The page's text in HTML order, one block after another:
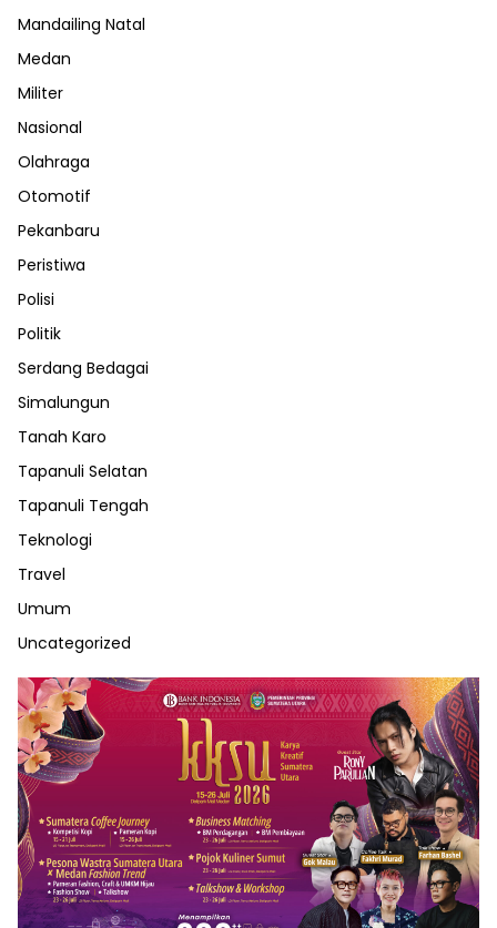
Mandailing Natal
Medan
Militer
Nasional
Olahraga
Otomotif
Pekanbaru
Peristiwa
Polisi
Politik
Serdang Bedagai
Simalungun
Tanah Karo
Tapanuli Selatan
Tapanuli Tengah
Teknologi
Travel
Umum
Uncategorized